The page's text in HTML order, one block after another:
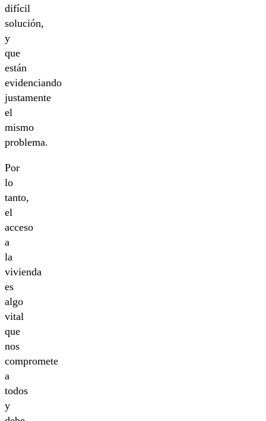
difícil
solución,
y
que
están
evidenciando
justamente
el
mismo
problema.
Por
lo
tanto,
el
acceso
a
la
vivienda
es
algo
vital
que
nos
compromete
a
todos
y